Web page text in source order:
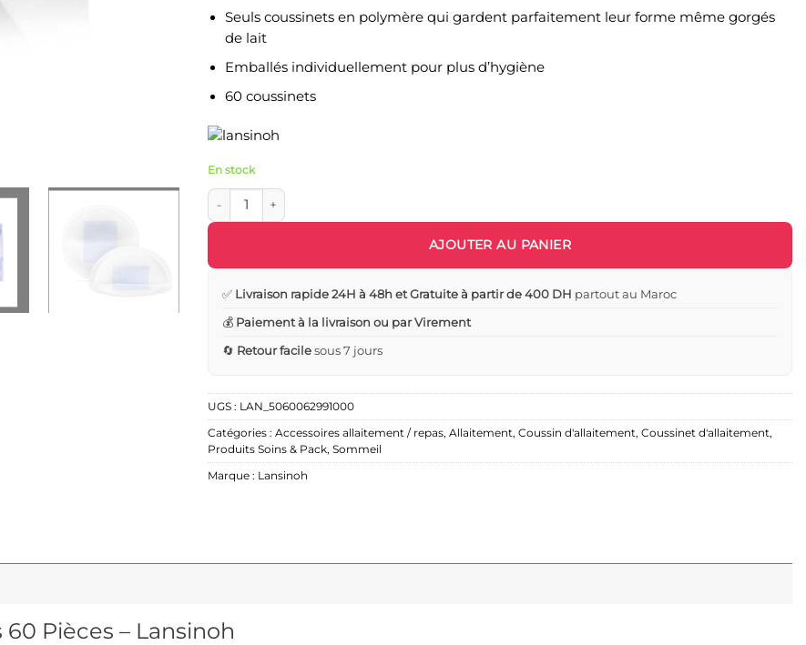
Seuls coussinets en polymère qui gardent parfaitement leur forme même gorgés
de lait
Emballés individuellement pour plus d’hygiène
60 coussinets
En stock
quantité de Coussinets D'allaitement Jetables 60 Pièces - Lansinoh
AJOUTER AU PANIER
✅ Livraison rapide 24H à 48h et Gratuite à partir de 400 DH partout au Maroc
💰 Paiement à la livraison ou par Virement
🔄 Retour facilesous 7 jours
UGS : LAN_5060062991000
Catégories : Accessoires allaitement / repas, Allaitement, Coussin d'allaitement, Coussinet d'allaitement,
Produits Soins & Pack, Sommeil
Marque : Lansinoh
Pièces – Lansinoh